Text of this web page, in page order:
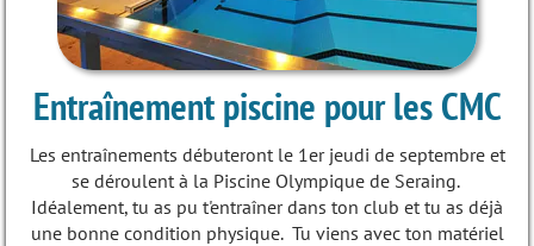
Entraînement piscine pour les CMC
Les entraînements débuteront le 1er jeudi de septembre et
se déroulent à la Piscine Olympique de Seraing.
Idéalement, tu as pu t'entraîner dans ton club et tu as déjà
une bonne condition physique. Tu viens avec ton matériel